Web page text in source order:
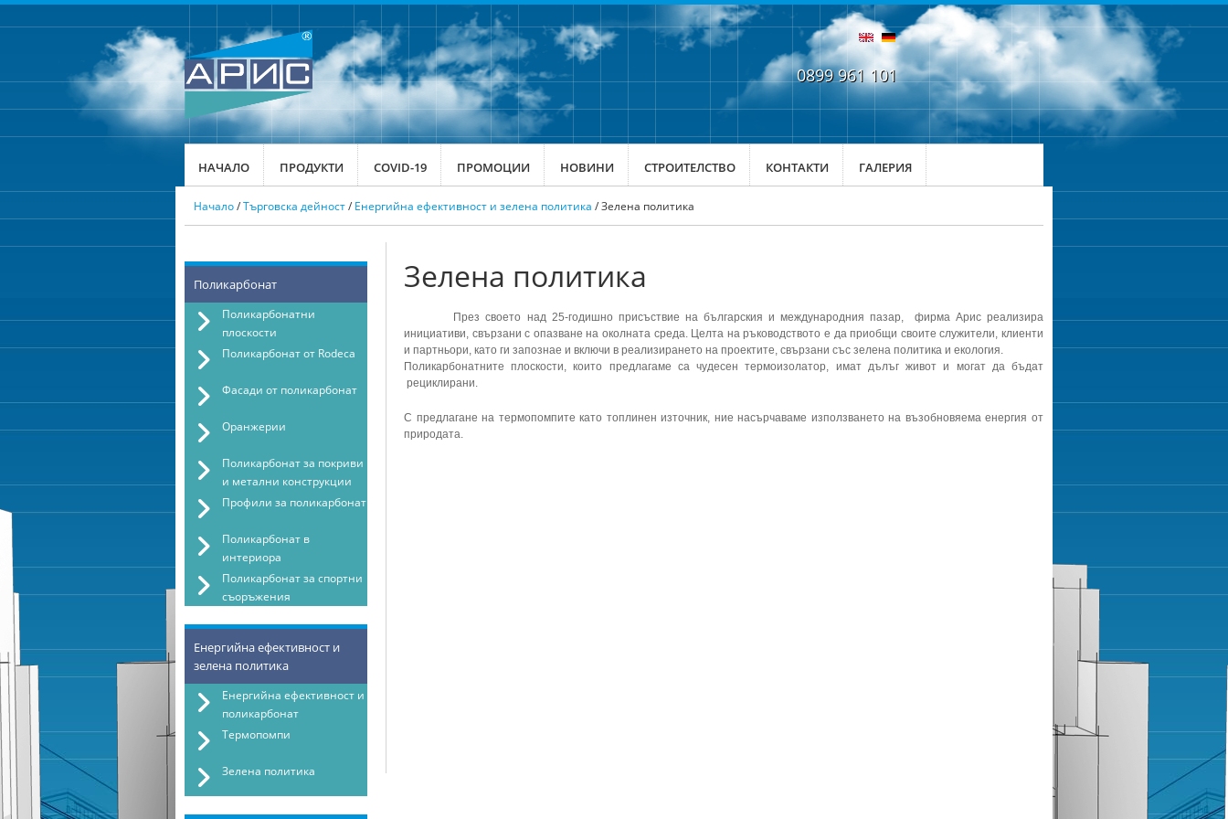
0899 961 101
НАЧАЛО ПРОДУКТИ COVID-19 ПРОМОЦИИ НОВИНИ СТРОИТЕЛСТВО КОНТАКТИ ГАЛЕРИЯ
Начало/Търговска дейност/ Енергийна ефективност и зелена политика / Зелена политика
Поликарбонат
Поликарбонатни
плоскости
Поликарбонат от Rodeca
Фасади от поликарбонат
Оранжерии
Поликарбонат за покриви
и метални конструкции
Профили за поликарбонат
Поликарбонат в
интериора
Поликарбонат за спортни
съоръжения
Енергийна ефективност и
зелена политика
Енергийна ефективност и
поликарбонат
Термопомпи
Зелена политика
Зелена политика
През своето над 25-годишно присъствие на българския и международния пазар, фирма Арис реализира
инициативи, свързани с опазване на околната среда. Целта на ръководството е да приобщи своите служители, клиенти
и партньори, като ги запознае и включи в реализирането на проектите, свързани със зелена политика и екология.
Поликарбонатните плоскости, които предлагаме са чудесен термоизолатор, имат дълъг живот и могат да бъдат
рециклирани.
С предлагане на термопомпите като топлинен източник, ние насърчаваме използването на възобновяема енергия от
природата.